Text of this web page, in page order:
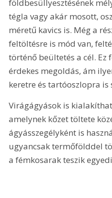
földbesüllyesztésének
tégla vagy akár mosott,
méretű kavics is. Még a
feltöltésre is mód van,
történő beültetés a cél. Ez
érdekes megoldás, ám
keretre és tartóoszlopra is
Virágágyások is
amelynek kőzet töltete
ágyásszegélyként is
ugyancsak termőfölddel
a fémkosarak teszik